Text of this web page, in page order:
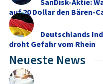
auf 20 Dollar den Bären-
Deutschlands
droht Gefahr vom Rhein
Neueste News